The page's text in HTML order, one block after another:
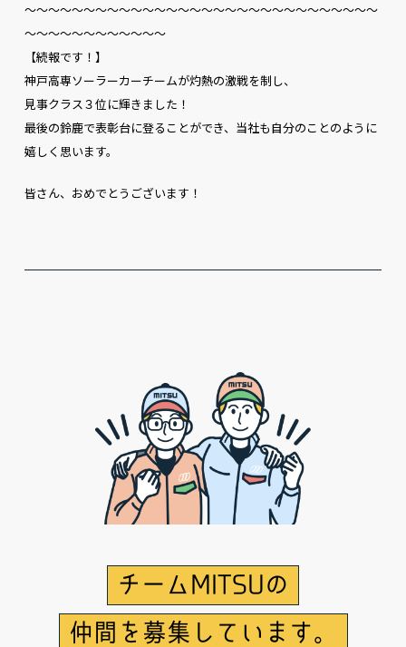
～～～～～～～～～～～～～～～～～～～～～～～～～～～～～～
～～～～～～～～～～～～
【続報です！】
神戸高専ソーラーカーチームが灼熱の激戦を制し、
見事クラス３位に輝きました！
最後の鈴鹿で表彰台に登ることができ、当社も自分のことのように
嬉しく思います。
皆さん、おめでとうございます！
チームMITSUの
仲間を募集しています。